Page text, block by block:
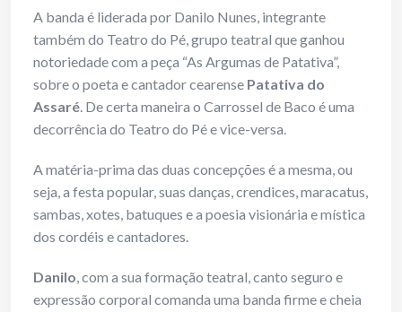
A banda é liderada por Danilo Nunes, integrante
também do Teatro do Pé, grupo teatral que ganhou
notoriedade com a peça “As Argumas de Patativa”,
sobre o poeta e cantador cearense Patativa do
Assaré. De certa maneira o Carrossel de Baco é uma
decorrência do Teatro do Pé e vice-versa.
A matéria-prima das duas concepções é a mesma, ou
seja, a festa popular, suas danças, crendices, maracatus,
sambas, xotes, batuques e a poesia visionária e mística
dos cordéis e cantadores.
Danilo, com a sua formação teatral, canto seguro e
expressão corporal comanda uma banda firme e cheia